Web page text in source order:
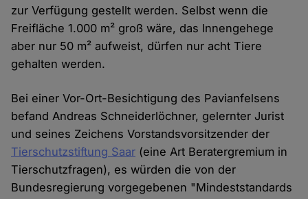
zur Verfügung gestellt werden. Selbst wenn die
Freifläche 1.000 m² groß wäre, das Innengehege
aber nur 50 m² aufweist, dürfen nur acht Tiere
gehalten werden.
Bei einer Vor-Ort-Besichtigung des Pavianfelsens
befand Andreas Schneiderlöchner, gelernter Jurist
und seines Zeichens Vorstandsvorsitzender der
Tierschutzstiftung Saar (eine Art Beratergremium in
Tierschutzfragen), es würden die von der
Bundesregierung vorgegebenen "Mindeststandards